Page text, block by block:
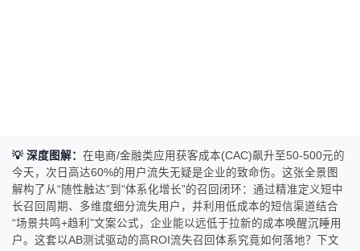
💡 深度图解： 在电商/金融类应用获客成本(CAC)飙升至50-500元的
今天，次日高达60%的用户流失无疑是企业的致命伤。这张全景图
解构了从“随性触达”到“体系化增长”的召回闭环：通过精准定义短中
长召回周期、多维度细分流失用户，并利用低成本的短信渠道结合
“场景共鸣+趋利”文案公式，企业能以远低于拉新的成本唤醒沉睡用
户。这套以AB测试驱动的高ROI流失召回体系究竟如何落地？下文